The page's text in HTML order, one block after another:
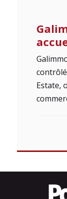
Estate,